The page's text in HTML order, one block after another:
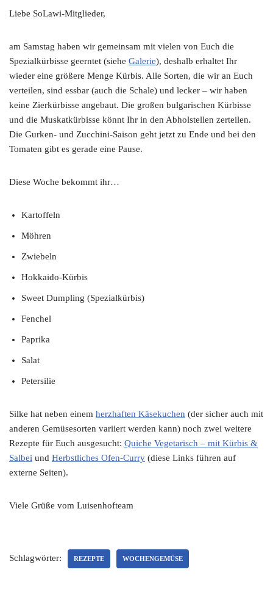
Liebe SoLawi-Mitglieder,
am Samstag haben wir gemeinsam mit vielen von Euch die
Spezialkürbisse geerntet (siehe Galerie), deshalb erhaltet Ihr
wieder eine größere Menge Kürbis. Alle Sorten, die wir an Euch
verteilen, sind essbar (auch die Schale) und lecker – wir haben
keine Zierkürbisse angebaut. Die großen bulgarischen Kürbisse
und die Muskatkürbisse könnt Ihr in den Abholstellen zerteilen.
Die Gurken- und Zucchini-Saison geht jetzt zu Ende und bei den
Tomaten gibt es gerade eine Pause.
Diese Woche bekommt ihr…
Kartoffeln
Möhren
Zwiebeln
Hokkaido-Kürbis
Sweet Dumpling (Spezialkürbis)
Fenchel
Paprika
Salat
Petersilie
Silke hat neben einem herzhaften Käsekuchen (der sicher auch mit
anderen Gemüsesorten variiert werden kann) noch zwei weitere
Rezepte für Euch ausgesucht: Quiche Vegetarisch – mit Kürbis &
Salbei und Herbstliches Ofen-Curry (diese Links führen auf
externe Seiten).
Viele Grüße vom Luisenhofteam
Schlagwörter: REZEPTE WOCHENGEMÜSE